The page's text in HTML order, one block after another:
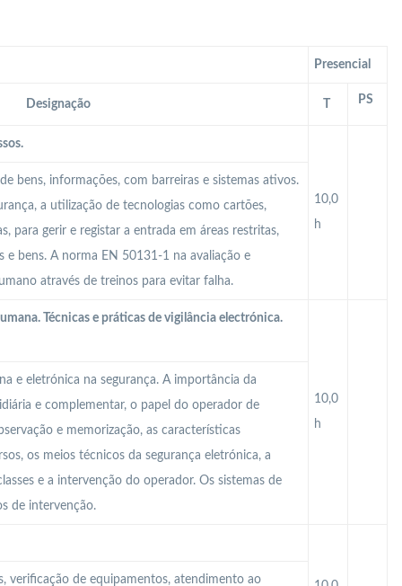
Presencial
Designação PS
10,0
h
bens, informações, com barreiras e sistemas ativos.
a utilização de tecnologias como cartões,
para gerir e registar a entrada em áreas restritas,
e bens. A norma EN 50131-1 na avaliação e
através de treinos para evitar falha.
Técnicas e práticas de vigilância electrónica.
10,0
h
e eletrónica na segurança. A importância da
e complementar, o papel do operador de
e memorização, as características
os meios técnicos da segurança eletrónica, a
e a intervenção do operador. Os sistemas de
de intervenção.
verificação de equipamentos, atendimento ao